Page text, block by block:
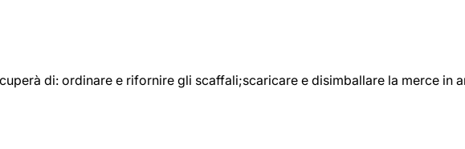
di: ordinare e rifornire gli scaffali;scaricare e disimballare la merce